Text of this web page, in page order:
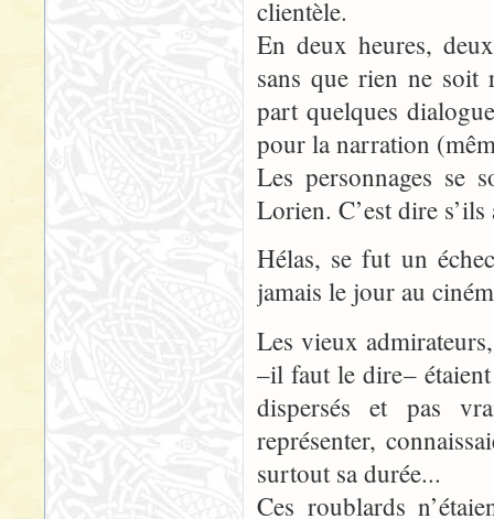
clientèle.
En deux heures,
sans que rien ne soit
part quelques
pour la narration
Les personnages se
Lorien. C’est dire
Hélas, se fut un
jamais le jour au
Les vieux
–il faut le dire–
dispersés et pas
représenter,
surtout sa durée...
Ces roublards